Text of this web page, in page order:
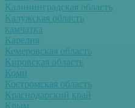
Калининградская область
Калужская область
камчатка
Карелия
Кемеровская область
Кировская область
Коми
Костромская область
Краснодарский край
Крым